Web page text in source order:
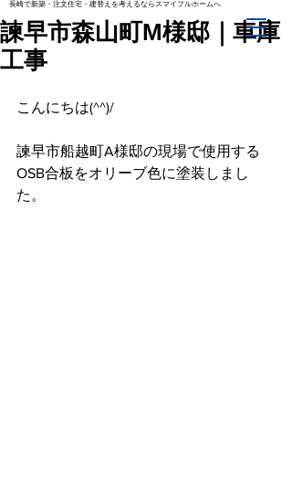
長崎で新築・注文住宅・建替えを考えるならスマイフルホームへ
諫早市森山町M様邸｜車庫
工事
こんにちは(^^)/
諫早市船越町A様邸の現場で使用する
OSB合板をオリーブ色に塗装しまし
た。